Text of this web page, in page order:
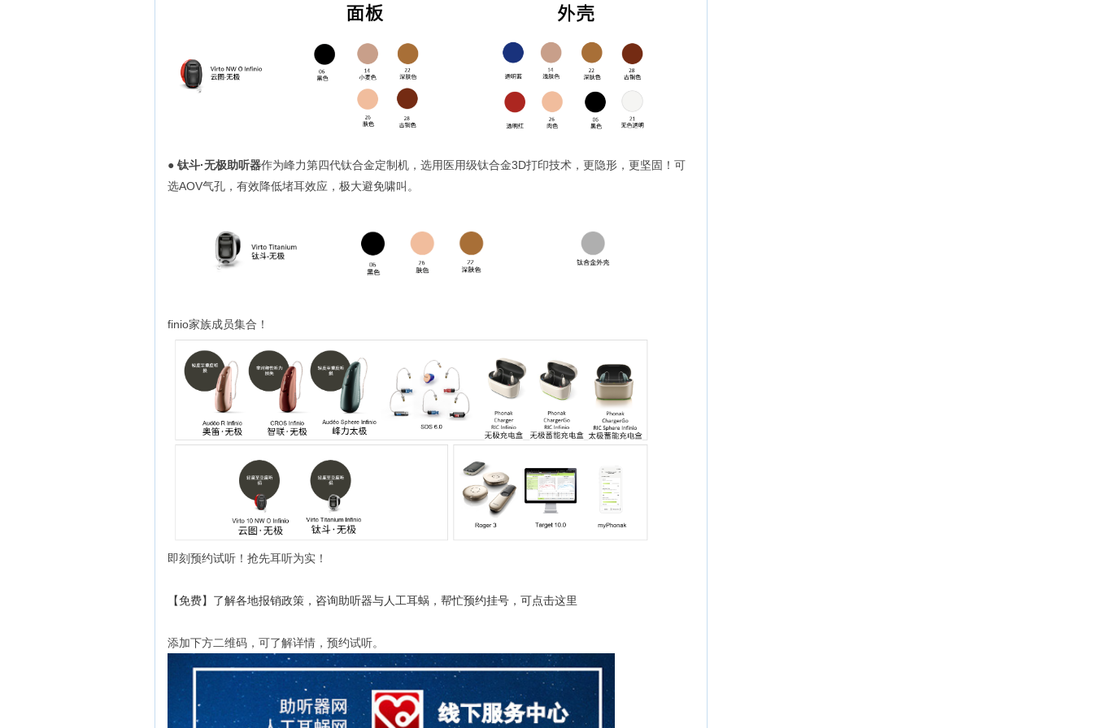
● 钛斗·无极助听器作为峰力第四代钛合金定制机，选用医用级钛合金3D打印技术，更隐形，更坚固！可
选AOV气孔，有效降低堵耳效应，极大避免啸叫。
finio家族成员集合！
即刻预约试听！抢先耳听为实！
【免费】了解各地报销政策，咨询助听器与人工耳蜗，帮忙预约挂号，可点击这里
添加下方二维码，可了解详情，预约试听。